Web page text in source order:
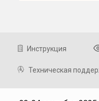
Инструкция
Техническая